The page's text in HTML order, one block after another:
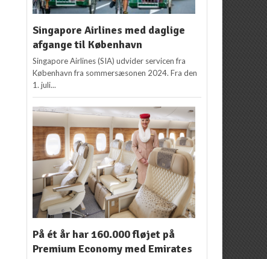
Singapore Airlines med daglige
afgange til København
Singapore Airlines (SIA) udvider servicen fra
København fra sommersæsonen 2024. Fra den
1. juli...
På ét år har 160.000 fløjet på
Premium Economy med Emirates